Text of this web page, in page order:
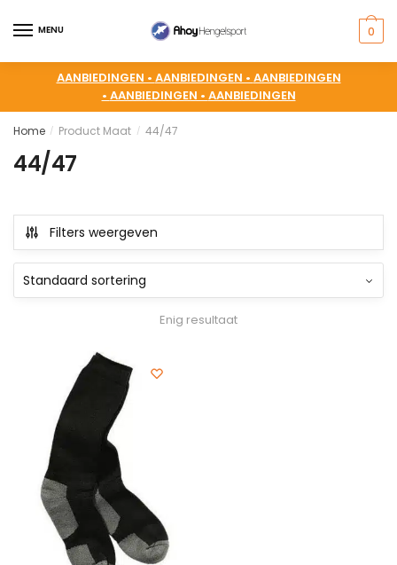
MENU 0
AANBIEDINGEN • AANBIEDINGEN • AANBIEDINGEN
• AANBIEDINGEN • AANBIEDINGEN
Home / Product Maat / 44/47
44/47
Filters weergeven
Enig resultaat